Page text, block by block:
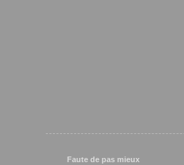
Faute de pas mieux